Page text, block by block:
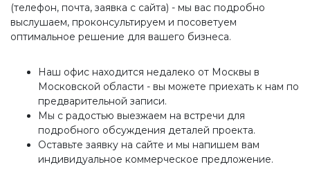
(телефон, почта, заявка с сайта) - мы вас подробно
выслушаем, проконсультируем и посоветуем
оптимальное решение для вашего бизнеса.
Наш офис находится недалеко от Москвы в
Московской области - вы можете приехать к нам по
предварительной записи.
Мы с радостью выезжаем на встречи для
подробного обсуждения деталей проекта.
Оставьте заявку на сайте и мы напишем вам
индивидуальное коммерческое предложение.